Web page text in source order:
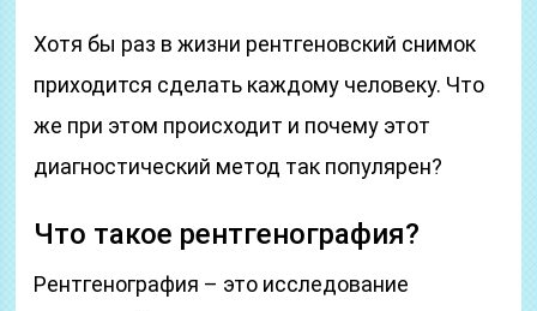
Хотя бы раз в жизни рентгеновский снимок
приходится сделать каждому человеку. Что
же при этом происходит и почему этот
диагностический метод так популярен?
Что такое рентгенография?
Рентгенография – это исследование